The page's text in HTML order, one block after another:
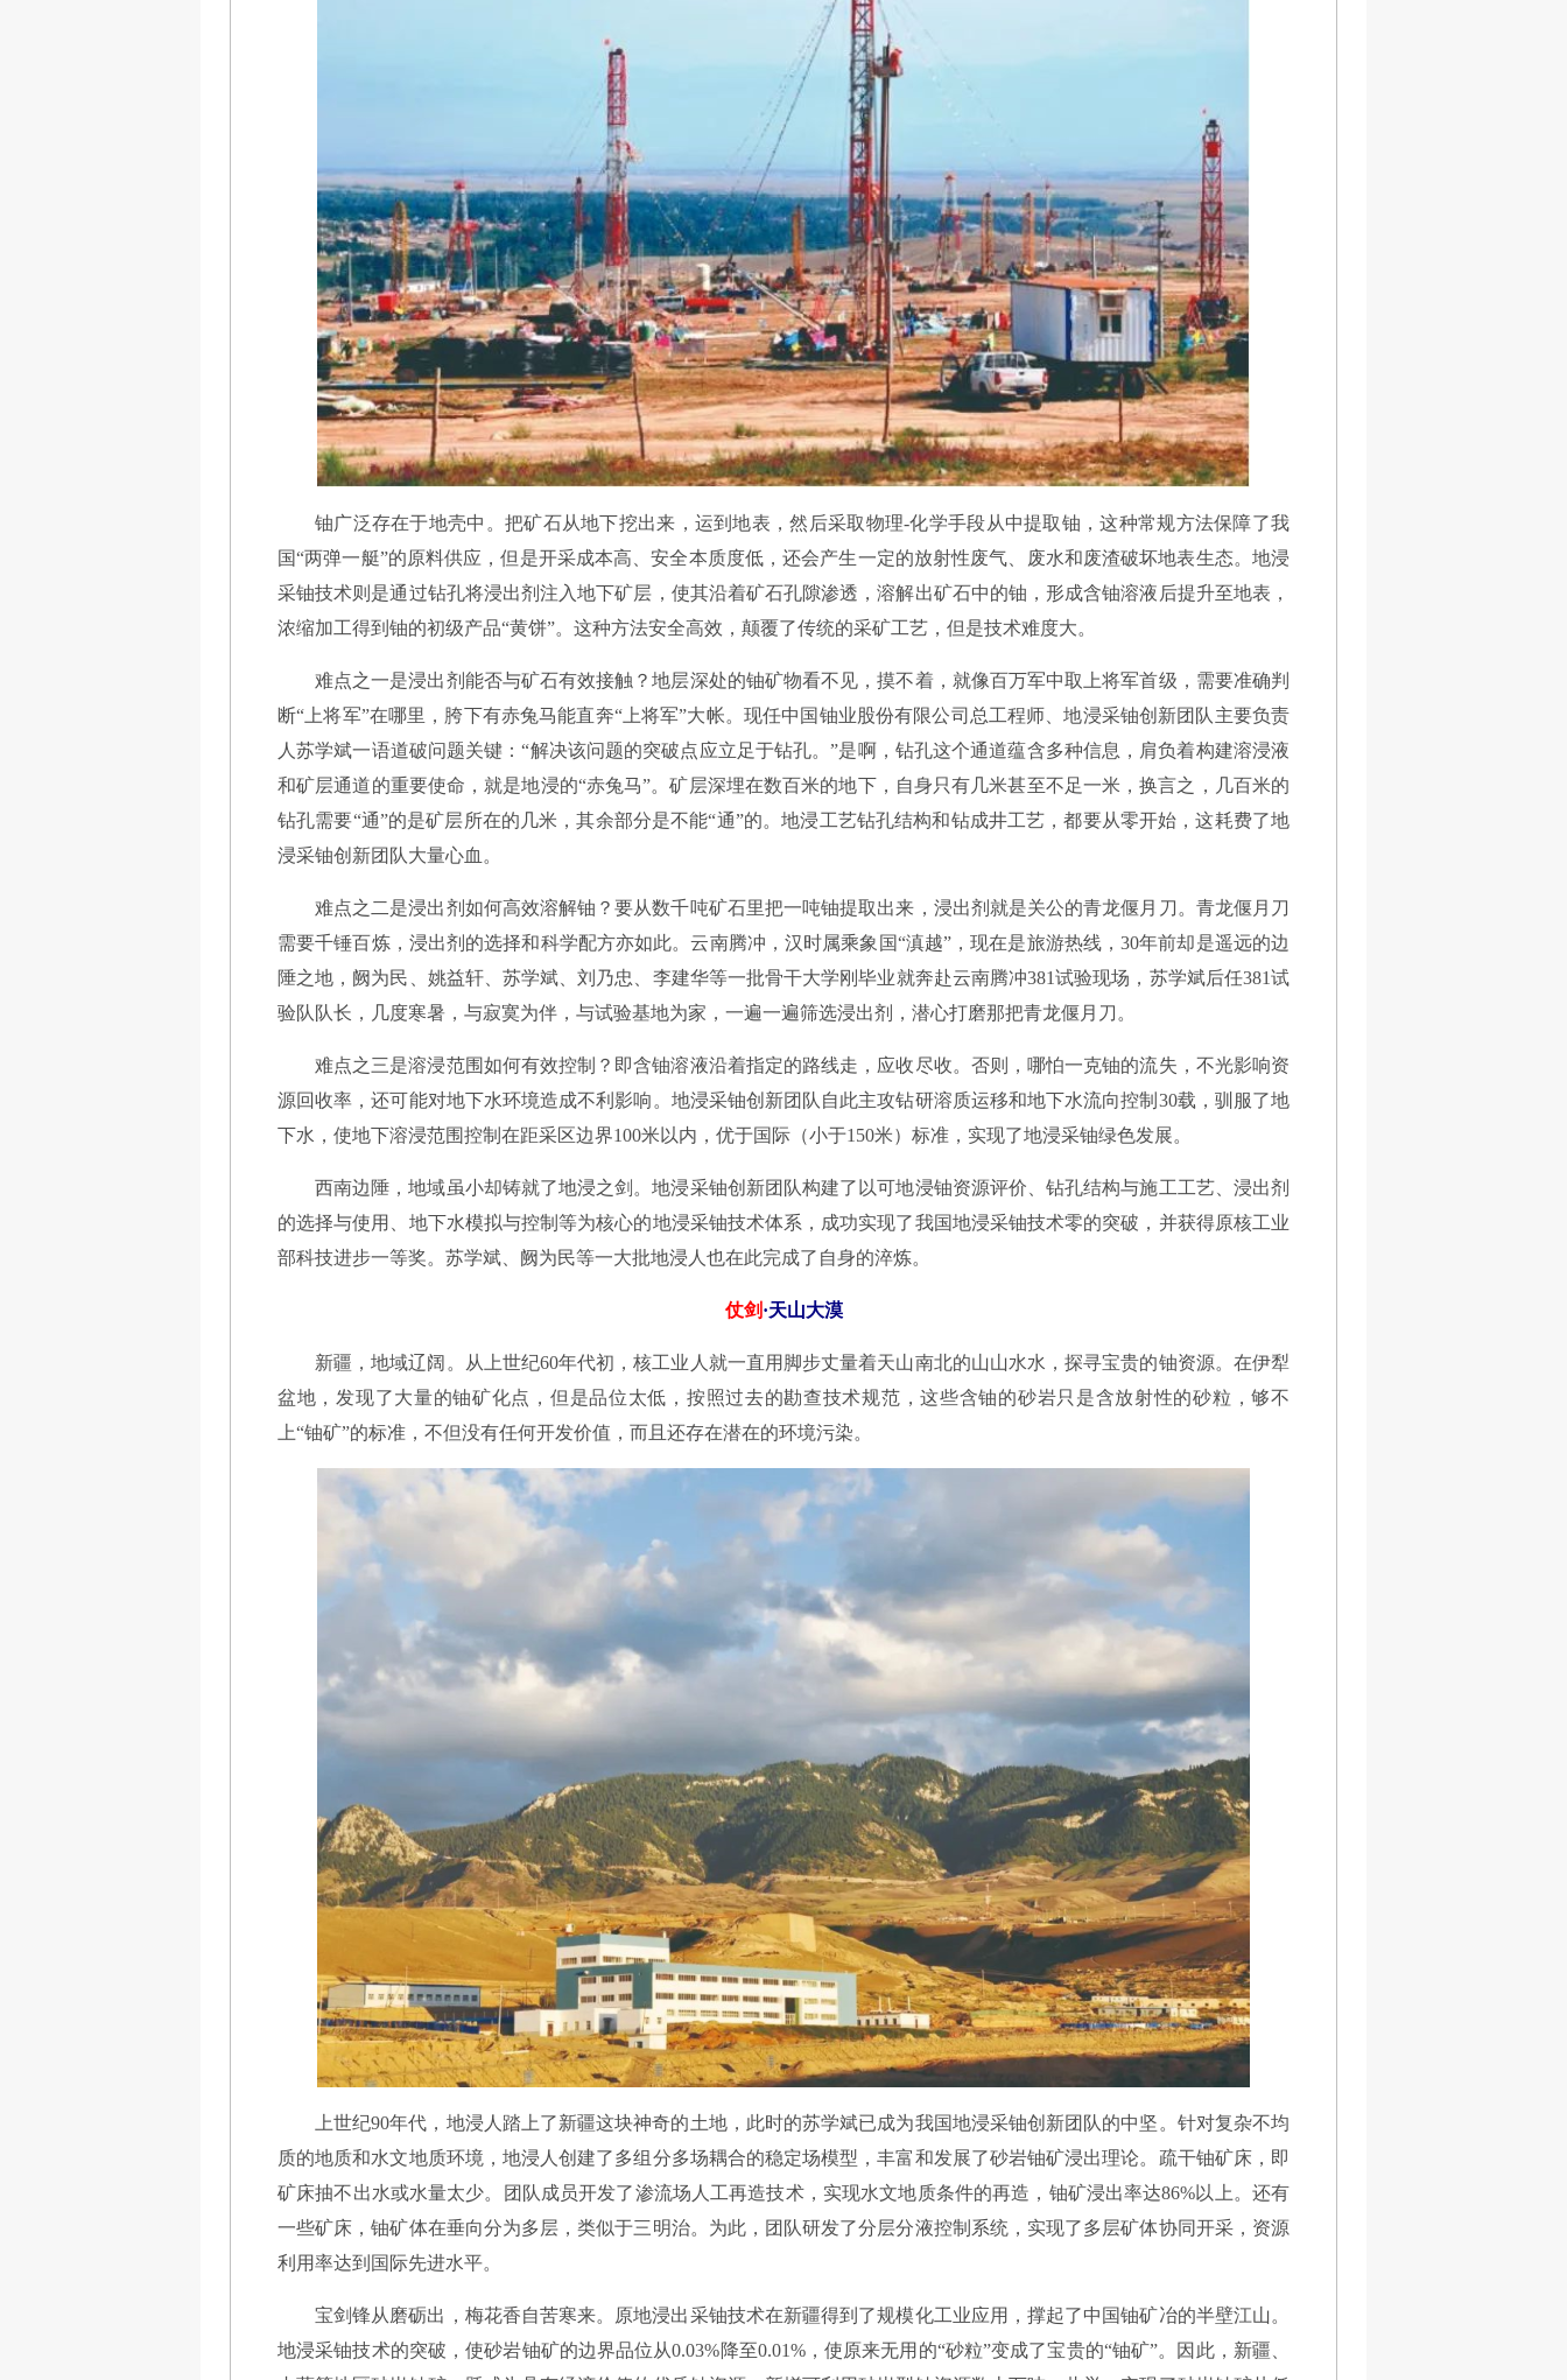
铀广泛存在于地壳中。把矿石从地下挖出来，运到地表，然后采取物理-化学手段从中提取铀，这种常规方法保障了我
国“两弹一艇”的原料供应，但是开采成本高、安全本质度低，还会产生一定的放射性废气、废水和废渣破坏地表生态。地浸
采铀技术则是通过钻孔将浸出剂注入地下矿层，使其沿着矿石孔隙渗透，溶解出矿石中的铀，形成含铀溶液后提升至地表，
浓缩加工得到铀的初级产品“黄饼”。这种方法安全高效，颠覆了传统的采矿工艺，但是技术难度大。
难点之一是浸出剂能否与矿石有效接触？地层深处的铀矿物看不见，摸不着，就像百万军中取上将军首级，需要准确判
断“上将军”在哪里，胯下有赤兔马能直奔“上将军”大帐。现任中国铀业股份有限公司总工程师、地浸采铀创新团队主要负责
人苏学斌一语道破问题关键：“解决该问题的突破点应立足于钻孔。”是啊，钻孔这个通道蕴含多种信息，肩负着构建溶浸液
和矿层通道的重要使命，就是地浸的“赤兔马”。矿层深埋在数百米的地下，自身只有几米甚至不足一米，换言之，几百米的
钻孔需要“通”的是矿层所在的几米，其余部分是不能“通”的。地浸工艺钻孔结构和钻成井工艺，都要从零开始，这耗费了地
浸采铀创新团队大量心血。
难点之二是浸出剂如何高效溶解铀？要从数千吨矿石里把一吨铀提取出来，浸出剂就是关公的青龙偃月刀。青龙偃月刀
需要千锤百炼，浸出剂的选择和科学配方亦如此。云南腾冲，汉时属乘象国“滇越”，现在是旅游热线，30年前却是遥远的边
陲之地，阙为民、姚益轩、苏学斌、刘乃忠、李建华等一批骨干大学刚毕业就奔赴云南腾冲381试验现场，苏学斌后任381试
验队队长，几度寒暑，与寂寞为伴，与试验基地为家，一遍一遍筛选浸出剂，潜心打磨那把青龙偃月刀。
难点之三是溶浸范围如何有效控制？即含铀溶液沿着指定的路线走，应收尽收。否则，哪怕一克铀的流失，不光影响资
源回收率，还可能对地下水环境造成不利影响。地浸采铀创新团队自此主攻钻研溶质运移和地下水流向控制30载，驯服了地
下水，使地下溶浸范围控制在距采区边界100米以内，优于国际（小于150米）标准，实现了地浸采铀绿色发展。
西南边陲，地域虽小却铸就了地浸之剑。地浸采铀创新团队构建了以可地浸铀资源评价、钻孔结构与施工工艺、浸出剂
的选择与使用、地下水模拟与控制等为核心的地浸采铀技术体系，成功实现了我国地浸采铀技术零的突破，并获得原核工业
部科技进步一等奖。苏学斌、阙为民等一大批地浸人也在此完成了自身的淬炼。
仗剑 ·天山大漠
新疆，地域辽阔。从上世纪60年代初，核工业人就一直用脚步丈量着天山南北的山山水水，探寻宝贵的铀资源。在伊犁
盆地，发现了大量的铀矿化点，但是品位太低，按照过去的勘查技术规范，这些含铀的砂岩只是含放射性的砂粒，够不
上“铀矿”的标准，不但没有任何开发价值，而且还存在潜在的环境污染。
上世纪90年代，地浸人踏上了新疆这块神奇的土地，此时的苏学斌已成为我国地浸采铀创新团队的中坚。针对复杂不均
质的地质和水文地质环境，地浸人创建了多组分多场耦合的稳定场模型，丰富和发展了砂岩铀矿浸出理论。疏干铀矿床，即
矿床抽不出水或水量太少。团队成员开发了渗流场人工再造技术，实现水文地质条件的再造，铀矿浸出率达86%以上。还有
一些矿床，铀矿体在垂向分为多层，类似于三明治。为此，团队研发了分层分液控制系统，实现了多层矿体协同开采，资源
利用率达到国际先进水平。
宝剑锋从磨砺出，梅花香自苦寒来。原地浸出采铀技术在新疆得到了规模化工业应用，撑起了中国铀矿冶的半壁江山。
地浸采铀技术的突破，使砂岩铀矿的边界品位从0.03%降至0.01%，使原来无用的“砂粒”变成了宝贵的“铀矿”。因此，新疆、